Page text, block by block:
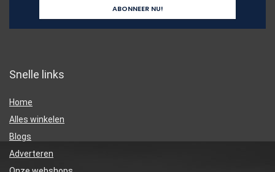
Snelle links
Home
Alles winkelen
Blogs
Adverteren